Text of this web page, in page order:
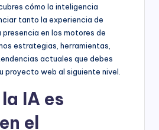
cómo la inteligencia
tanto la experiencia de
en los motores de
estrategias, herramientas,
actuales que debes
proyecto web al siguiente nivel.
IA es
el